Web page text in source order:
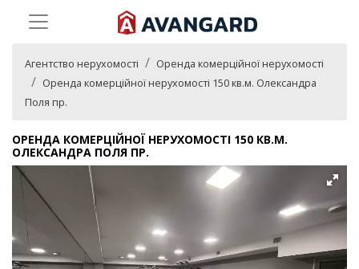
Агентство нерухомості
Оренда комерційної нерухомості
Оренда комерційної нерухомості 150 кв.м. Олександра
Поля пр.
ОРЕНДА КОМЕРЦІЙНОЇ НЕРУХОМОСТІ 150 КВ.М.
ОЛЕКСАНДРА ПОЛЯ ПР.